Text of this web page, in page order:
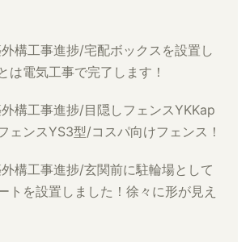
構工事進捗/宅配ボックスを設置し
は電気工事で完了します！
構工事進捗/目隠しフェンスYKKap
ェンスYS3型/コスパ向けフェンス！
構工事進捗/玄関前に駐輪場として
トを設置しました！徐々に形が見え